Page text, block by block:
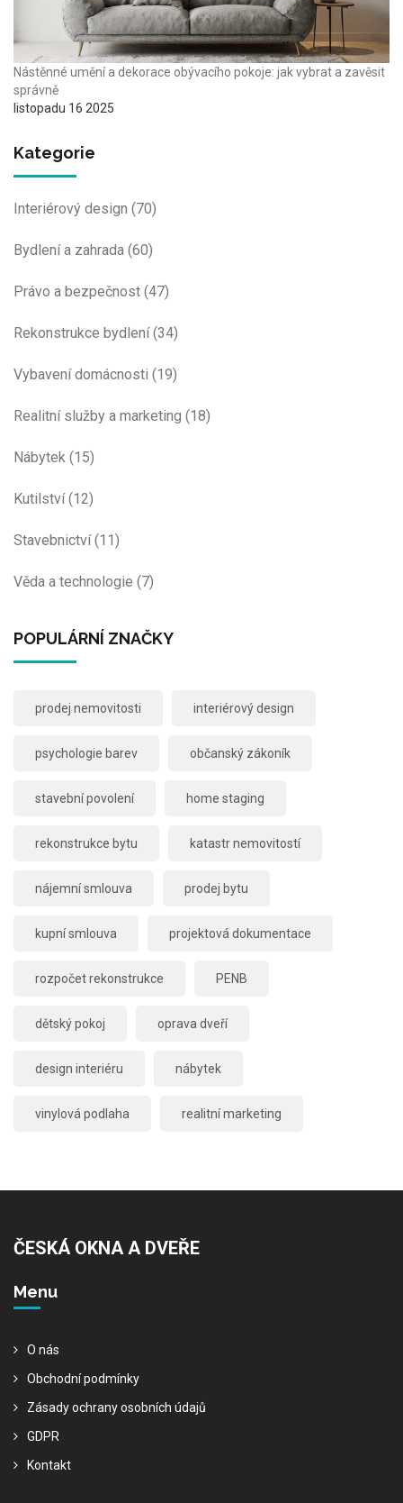
Nástěnné umění a dekorace obývacího pokoje: jak vybrat a zavěsit
správně
listopadu 16 2025
Kategorie
Interiérový design (70)
Bydlení a zahrada (60)
Právo a bezpečnost (47)
Rekonstrukce bydlení(34)
Vybavení domácnosti (19)
Realitní služby a marketing (18)
Nábytek (15)
Kutilství(12)
Stavebnictví(11)
Věda a technologie (7)
POPULÁRNÍ ZNAČKY
prodej nemovitosti interiérový design
psychologie barev občanský zákoník
stavební povolení home staging
rekonstrukce bytu katastr nemovitostí
nájemní smlouva prodej bytu
kupní smlouva projektová dokumentace
rozpočet rekonstrukce PENB
dětský pokoj oprava dveří
design interiéru nábytek
vinylová podlaha realitní marketing
ČESKÁ OKNA A DVEŘE
Menu
O nás
Obchodní podmínky
Zásady ochrany osobních údajů
GDPR
Kontakt